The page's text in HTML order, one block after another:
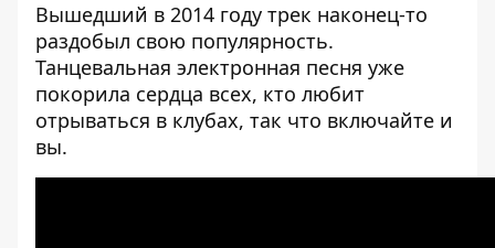
Вышедший в 2014 году трек наконец-то
раздобыл свою популярность.
Танцевальная электронная песня уже
покорила сердца всех, кто любит
отрываться в клубах, так что включайте и
вы.